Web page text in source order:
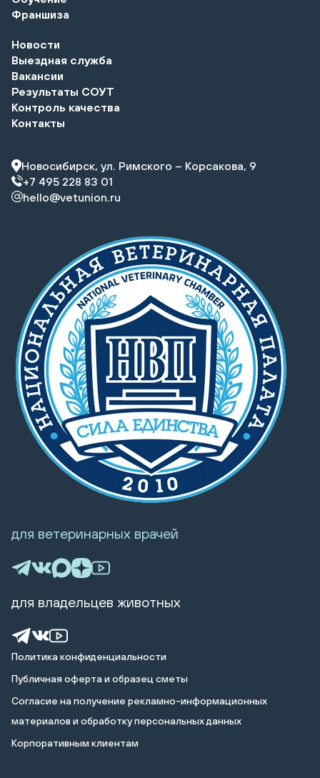
Франшиза
Новости
Выездная служба
Вакансии
Результаты СОУТ
Контроль качества
Контакты
Новосибирск, ул. Римского – Корсакова, 9
+7 495 228 83 01
hello@vetunion.ru
Политика конфиденциальности
Публичная оферта и образец сметы
Cогласие на получение рекламно-информационных
материалов и обработку персональных данных
Корпоративным клиентам
для ветеринарных врачей
для владельцев животных